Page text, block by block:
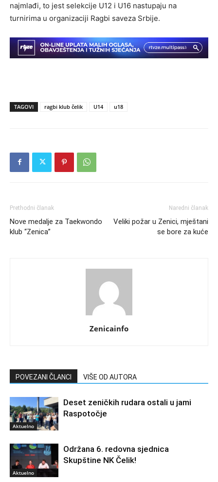
najmlađi, to jest selekcije U12 i U16 nastupaju na
turnirima u organizaciji Ragbi saveza Srbije.
TAGOVI ragbi klub čelik U14 u18
Prethodni članak
Nove medalje za Taekwondo
klub “Zenica”
Naredni članak
Veliki požar u Zenici, mještani
se bore za kuće
Zenicainfo
POVEZANI ČLANCI VIŠE OD AUTORA
Aktuelno
Deset zeničkih rudara ostali u jami
Raspotočje
Aktuelno
Održana 6. redovna sjednica
Skupštine NK Čelik!